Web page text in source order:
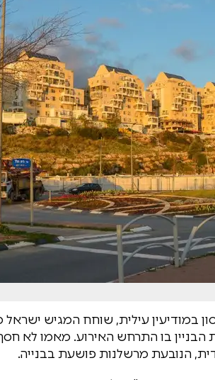
במודיעין עילית, שוחח המגיש ישראל
בו התרחש האירוע. מאמו לא
הנובעת מרשלנות פושעת בבנייה.